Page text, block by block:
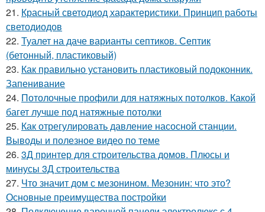
21. Красный светодиод характеристики. Принцип работы
светодиодов
22. Туалет на даче варианты септиков. Септик
(бетонный, пластиковый)
23. Как правильно установить пластиковый подоконник.
Запенивание
24. Потолочные профили для натяжных потолков. Какой
багет лучше под натяжные потолки
25. Как отрегулировать давление насосной станции.
Выводы и полезное видео по теме
26. 3Д принтер для строительства домов. Плюсы и
минусы 3Д строительства
27. Что значит дом с мезонином. Мезонин: что это?
Основные преимущества постройки